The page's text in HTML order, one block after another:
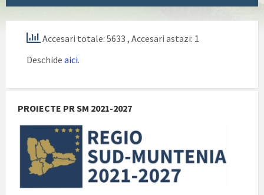
Accesari totale: 5633 , Accesari astazi: 1
Deschide aici.
PROIECTE PR SM 2021-2027